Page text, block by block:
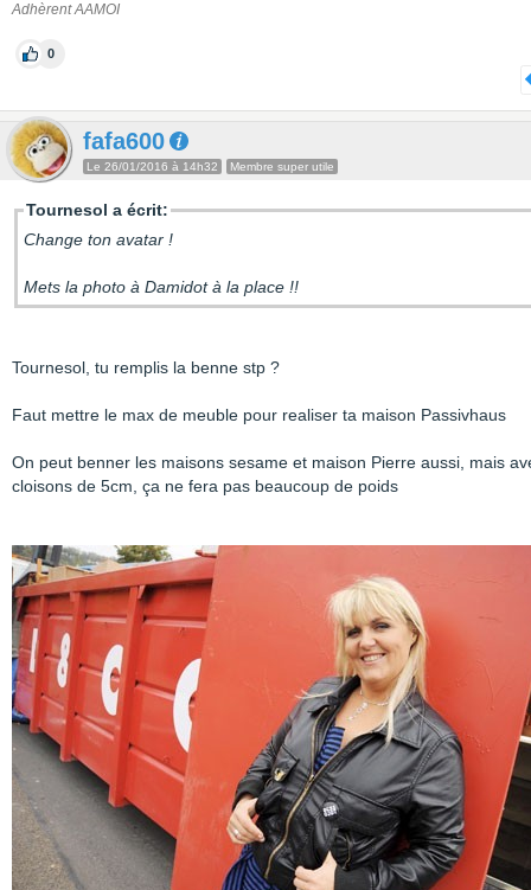
Adhèrent AAMOI
0
fafa600
Le 26/01/2016 à 14h32 Membre super utile
Tournesol a écrit:
Change ton avatar !
Mets la photo à Damidot à la place !!
Tournesol, tu remplis la benne stp ?
Faut mettre le max de meuble pour realiser ta maison Passivhaus
On peut benner les maisons sesame et maison Pierre aussi, mais
cloisons de 5cm, ça ne fera pas beaucoup de poids